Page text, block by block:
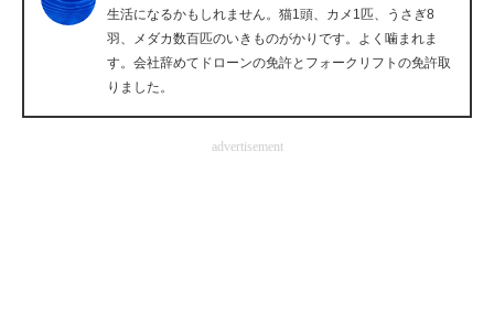
エレクトロニクス専門サイト
電子設計の基本と応用
生活になるかもしれません。猫1頭、カメ1匹、うさぎ8
羽、メダカ数百匹のいきものがかりです。よく噛まれま
す。会社辞めてドローンの免許とフォークリフトの免許取
りました。
advertisement